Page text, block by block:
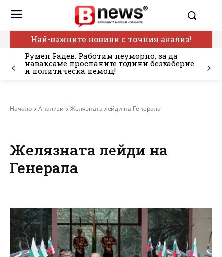
Най-важните новини с точния анализ!
Румен Радев: Работим неуморно, за да
наваксаме проспаните години безхаберие
и политическа немощ!
Начало Анализи Желязната лейди на Генерала
Желязната лейди на
Генерала